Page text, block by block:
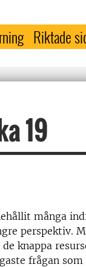
Riktade
19
många
perspektiv.
knappa
frågan